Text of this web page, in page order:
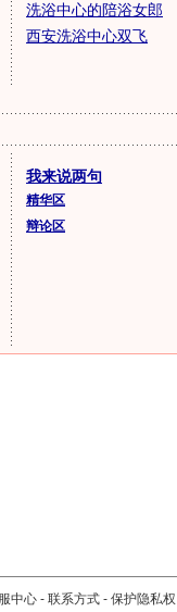
洗浴中心的陪浴女郎
西安洗浴中心双飞
我来说两句
精华区
辩论区
中心 - 联系方式 - 保护隐私权